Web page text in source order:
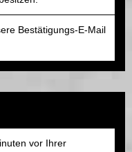
Bestätigungs-E-Mail
vor Ihrer